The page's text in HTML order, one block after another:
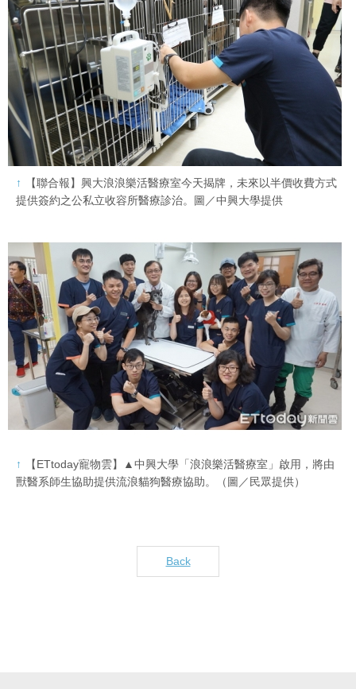
【聯合報】興大浪浪樂活醫療室今天揭牌，未來以半價收費方式
提供簽約之公私立收容所醫療診治。圖／中興大學提供
【ETtoday寵物雲】▲中興大學「浪浪樂活醫療室」啟用，將由
獸醫系師生協助提供流浪貓狗醫療協助。（圖／民眾提供）
Back